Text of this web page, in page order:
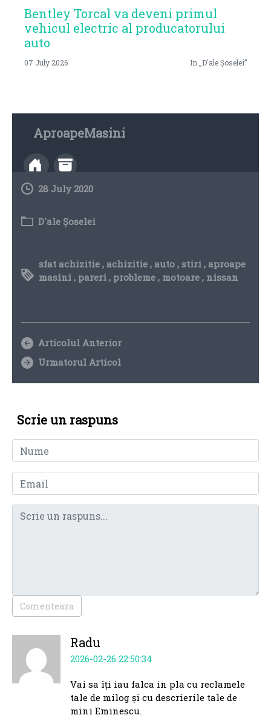
Bentley Torcal va deveni primul
vehicul electric al producatorului
auto
07 July 2026 In „D'ale Șoselei”
AproapeMasini
28 July 2020
D'ale Șoselei
sfat achizitie, achizitie, auto, stiri, aproape
masini, pareri, probleme, motoare, nissan
Articolul Anterior
Urmatorul Articol
Scrie un raspuns
Comenteaza
Radu
2026-02-26 22:50:34
Vai sa îți iau falca in pla cu reclamele
tale de milog și cu descrierile tale de
mini Eminescu.